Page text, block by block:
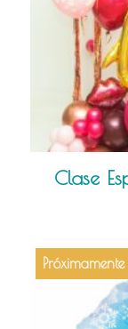
Clase
Próximamente